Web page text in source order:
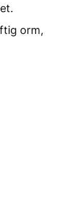
orm,